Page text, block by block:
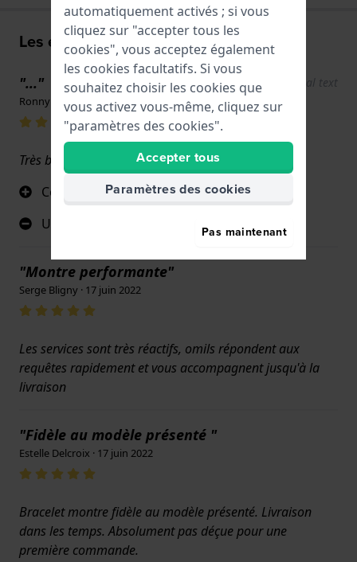
Les expériences de l'utilisateur
"..." Show original text
Ronny Valenta · 16 juin 2025
Très bon, juste un peu trop rigide
Conception
Un peu trop rigide
"Montre performante"
Serge Bligny · 17 juin 2022
Les services sont très réactifs, omils répondent aux
requêtes rapidement et vous accompagnent jusqu'à la
livraison
"Fidèle au modèle présenté "
Estelle Delcroix · 17 juin 2022
Bracelet montre fidèle au modèle présenté. Livraison
dans les temps. Absolument pas déçue pour une
première commande.
automatiquement activés ; si vous
cliquez sur "accepter tous les
cookies", vous acceptez également
les cookies facultatifs. Si vous
souhaitez choisir les cookies que
vous activez vous-même, cliquez sur
"paramètres des cookies".
Accepter tous
Paramètres des cookies
Pas maintenant